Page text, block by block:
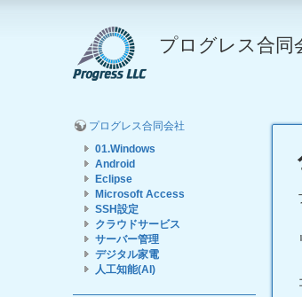
プログレス合同
プログレス合同会社
01.Windows
Android
Eclipse
Microsoft Access
SSH設定
クラウドサービス
サーバー管理
デジタル家電
人工知能(AI)